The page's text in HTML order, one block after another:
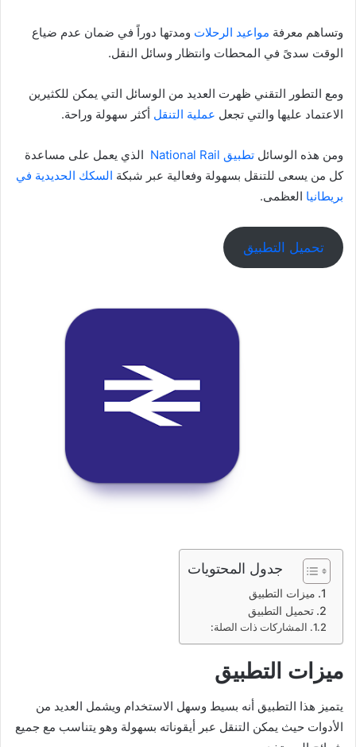
وتساهم معرفة مواعيد الرحلات ومدتها دوراً في ضمان عدم ضياع
الوقت سدىً في المحطات وانتظار وسائل النقل.
ومع التطور التقني ظهرت العديد من الوسائل التي يمكن للكثيرين
الاعتماد عليها والتي تجعل عملية التنقل أكثر سهولة وراحة.
ومن هذه الوسائل تطبيق National Rail
الذي يعمل على مساعدة
كل من يسعى للتنقل بسهولة وفعالية عبر شبكة السكك الحديدية في
بريطانيا العظمى.
تحميل التطبيق
جدول المحتويات
ميزات التطبيق
تحميل التطبيق
المشاركات ذات الصلة:
ميزات التطبيق
يتميز هذا التطبيق أنه بسيط وسهل الاستخدام ويشمل العديد من
الأدوات حيث يمكن التنقل عبر أيقوناته بسهولة وهو يتناسب مع جميع